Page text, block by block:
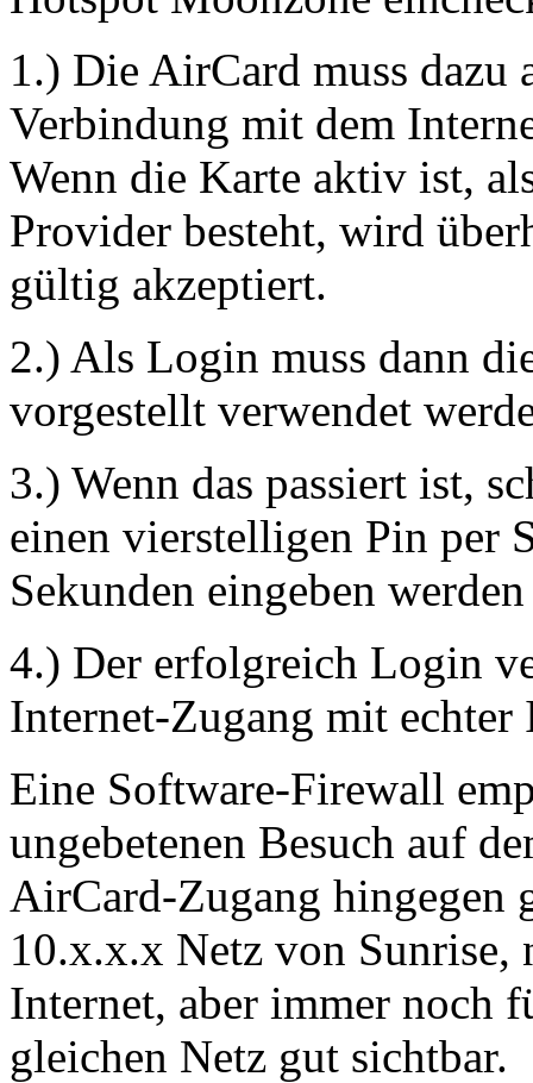
1.) Die AirCard muss dazu
Verbindung mit dem
Wenn die Karte aktiv ist,
Provider besteht, wird
gültig akzeptiert.
2.) Als Login muss dann
vorgestellt verwendet
3.) Wenn das passiert ist,
einen vierstelligen Pin per
Sekunden eingeben
4.) Der erfolgreich Login
Internet-Zugang mit echter
Eine Software-Firewall
ungebetenen Besuch auf
AirCard-Zugang hingegen
10.x.x.x Netz von Sunrise,
Internet, aber immer noch
gleichen Netz gut sichtbar.